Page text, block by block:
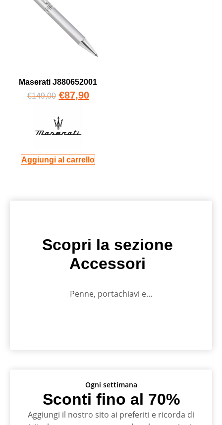
Maserati J880652001
€149,00 €87,90
Aggiungi al carrello
Ogni settimana
Sconti fino al 70%
Aggiungi il nostro sito ai preferiti e ricorda di
Scopri la sezione
Accessori
Penne, portachiavi e…